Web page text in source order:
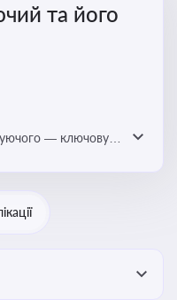
та його
— ключову